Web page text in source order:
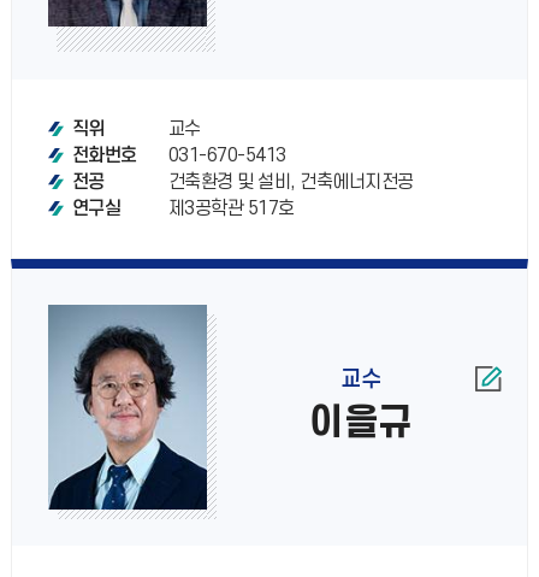
직위
교수
전화번호
031-670-5413
전공
건축환경 및 설비, 건축에너지전공
연구실
제3공학관 517호
교수
이을규